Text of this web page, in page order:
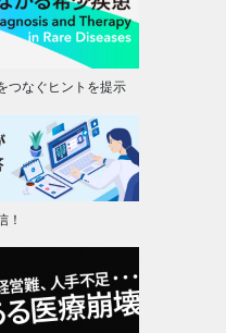
つなぐヒントを提示
！